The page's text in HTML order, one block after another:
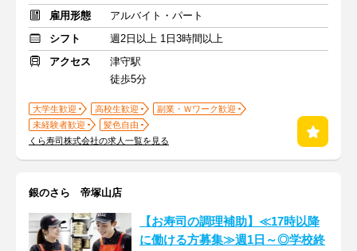
雇用形態
アルバイト・パート
シフト
週2日以上 1日3時間以上
アクセス
津守駅
徒歩5分
大学生歓迎 高校生歓迎
副業・Ｗワーク歓迎
未経験者歓迎
髪色自由
くら寿司株式会社の求人一覧を見る
銀のさら 帝塚山店
【お寿司の調理補助】≪17時以降
に働ける方募集≫週1日～◎学校終